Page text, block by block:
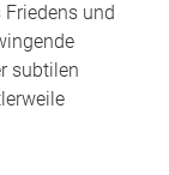
und
subtilen